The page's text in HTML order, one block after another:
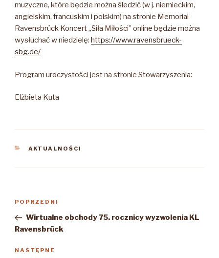
muzyczne, które będzie można śledzić (w j. niemieckim,
angielskim, francuskim i polskim) na stronie Memorial
Ravensbrück Koncert „Siła Miłości” online będzie można
wysłuchać w niedzielę: https://www.ravensbrueck-
sbg.de/
Program uroczystości jest na stronie Stowarzyszenia:
Elżbieta Kuta
KATEGORIE
AKTUALNOŚCI
Poprzedni
wpis
POPRZEDNI
Wirtualne obchody 75. rocznicy wyzwolenia KL
Ravensbrück
Następny
NASTĘPNE